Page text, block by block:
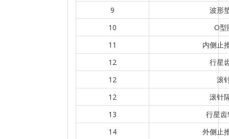
9
波形
10
O型
11
内侧止
12
行星
12
滚
12
滚针
13
行星
14
外侧止